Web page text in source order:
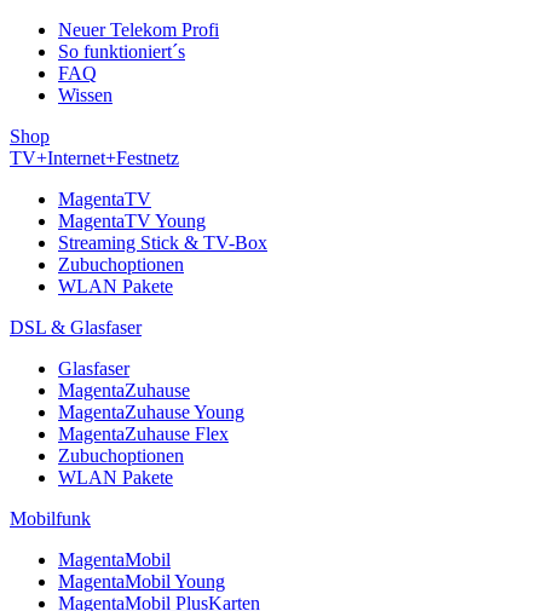
Neuer Telekom Profi
So funktioniert´s
FAQ
Wissen
Shop
TV+Internet+Festnetz
MagentaTV
MagentaTV Young
Streaming Stick & TV-Box
Zubuchoptionen
WLAN Pakete
DSL & Glasfaser
Glasfaser
MagentaZuhause
MagentaZuhause Young
MagentaZuhause Flex
Zubuchoptionen
WLAN Pakete
Mobilfunk
MagentaMobil
MagentaMobil Young
MagentaMobil PlusKarten